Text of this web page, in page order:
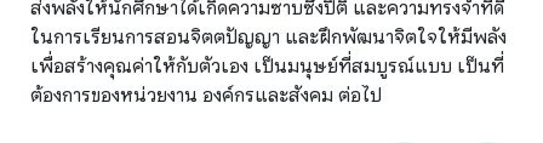
ส่งพลังให้นักศึกษาได้เกิดความซาบซึ้งปิติ และความทรงจำที่ดี
ในการเรียนการสอนจิตตปัญญา และฝึกพัฒนาจิตใจให้มีพลัง
เพื่อสร้างคุณค่าให้กับตัวเอง เป็นมนุษย์ที่สมบูรณ์แบบ เป็นที่
ต้องการของหน่วยงาน องค์กรและสังคม ต่อไป